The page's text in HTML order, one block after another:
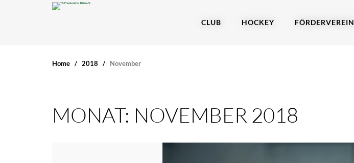
CLUB HOCKEY FÖRDERVEREIN
Home 2018 November
MONAT: NOVEMBER 2018